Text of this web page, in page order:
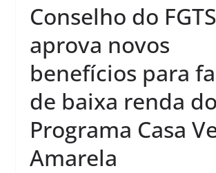
Conselho do FGTS
aprova novos
benefícios para
de baixa renda do
Programa Casa
Amarela